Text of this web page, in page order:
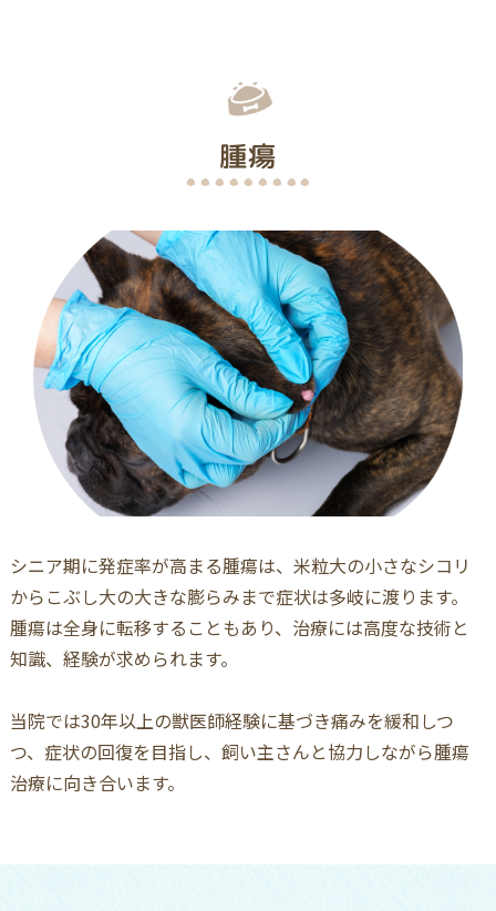
腫瘍
シニア期に発症率が高まる腫瘍は、米粒大の小さなシコリ
からこぶし大の大きな膨らみまで症状は多岐に渡ります。
腫瘍は全身に転移することもあり、治療には高度な技術と
知識、経験が求められます。
当院では30年以上の獣医師経験に基づき痛みを緩和しつ
つ、症状の回復を目指し、飼い主さんと協力しながら腫瘍
治療に向き合います。